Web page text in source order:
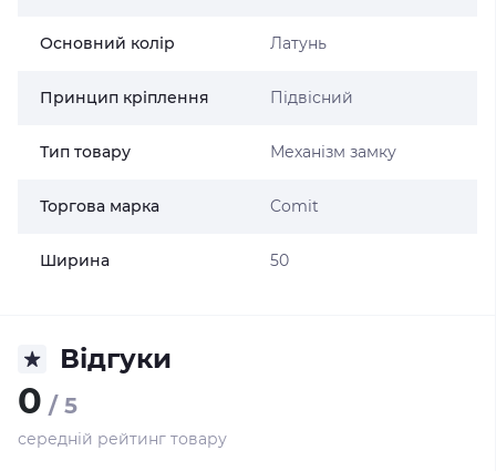
Основний колір Латунь
Принцип кріплення Підвісний
Тип товару Механізм замку
Торгова марка Comit
Ширина 50
Відгуки
0 / 5
середній рейтинг товару